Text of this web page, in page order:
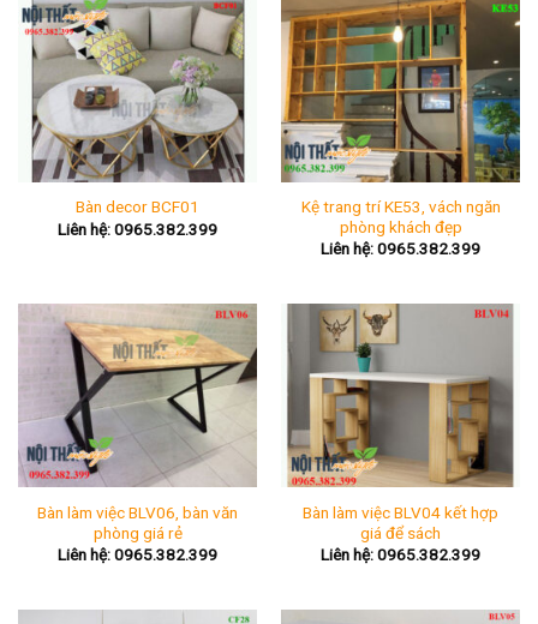
Bàn decor BCF01
Liên hệ: 0965.382.399
Kệ trang trí KE53, vách ngăn
phòng khách đẹp
Liên hệ: 0965.382.399
Bàn làm việc BLV06, bàn văn
phòng giá rẻ
Liên hệ: 0965.382.399
Bàn làm việc BLV04 kết hợp
giá để sách
Liên hệ: 0965.382.399